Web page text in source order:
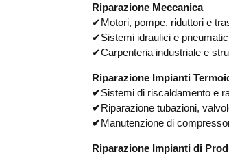
Riparazione Meccanica
✔Motori, pompe, riduttori e
✔Sistemi idraulici e
✔Carpenteria industriale e
Riparazione Impianti
✔Sistemi di riscaldamento e
✔Riparazione tubazioni,
✔Manutenzione di
Riparazione Impianti di